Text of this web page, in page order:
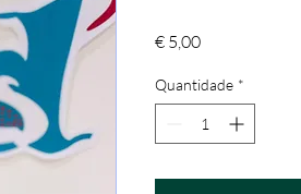
€ 5,00Preço
Quantidade *